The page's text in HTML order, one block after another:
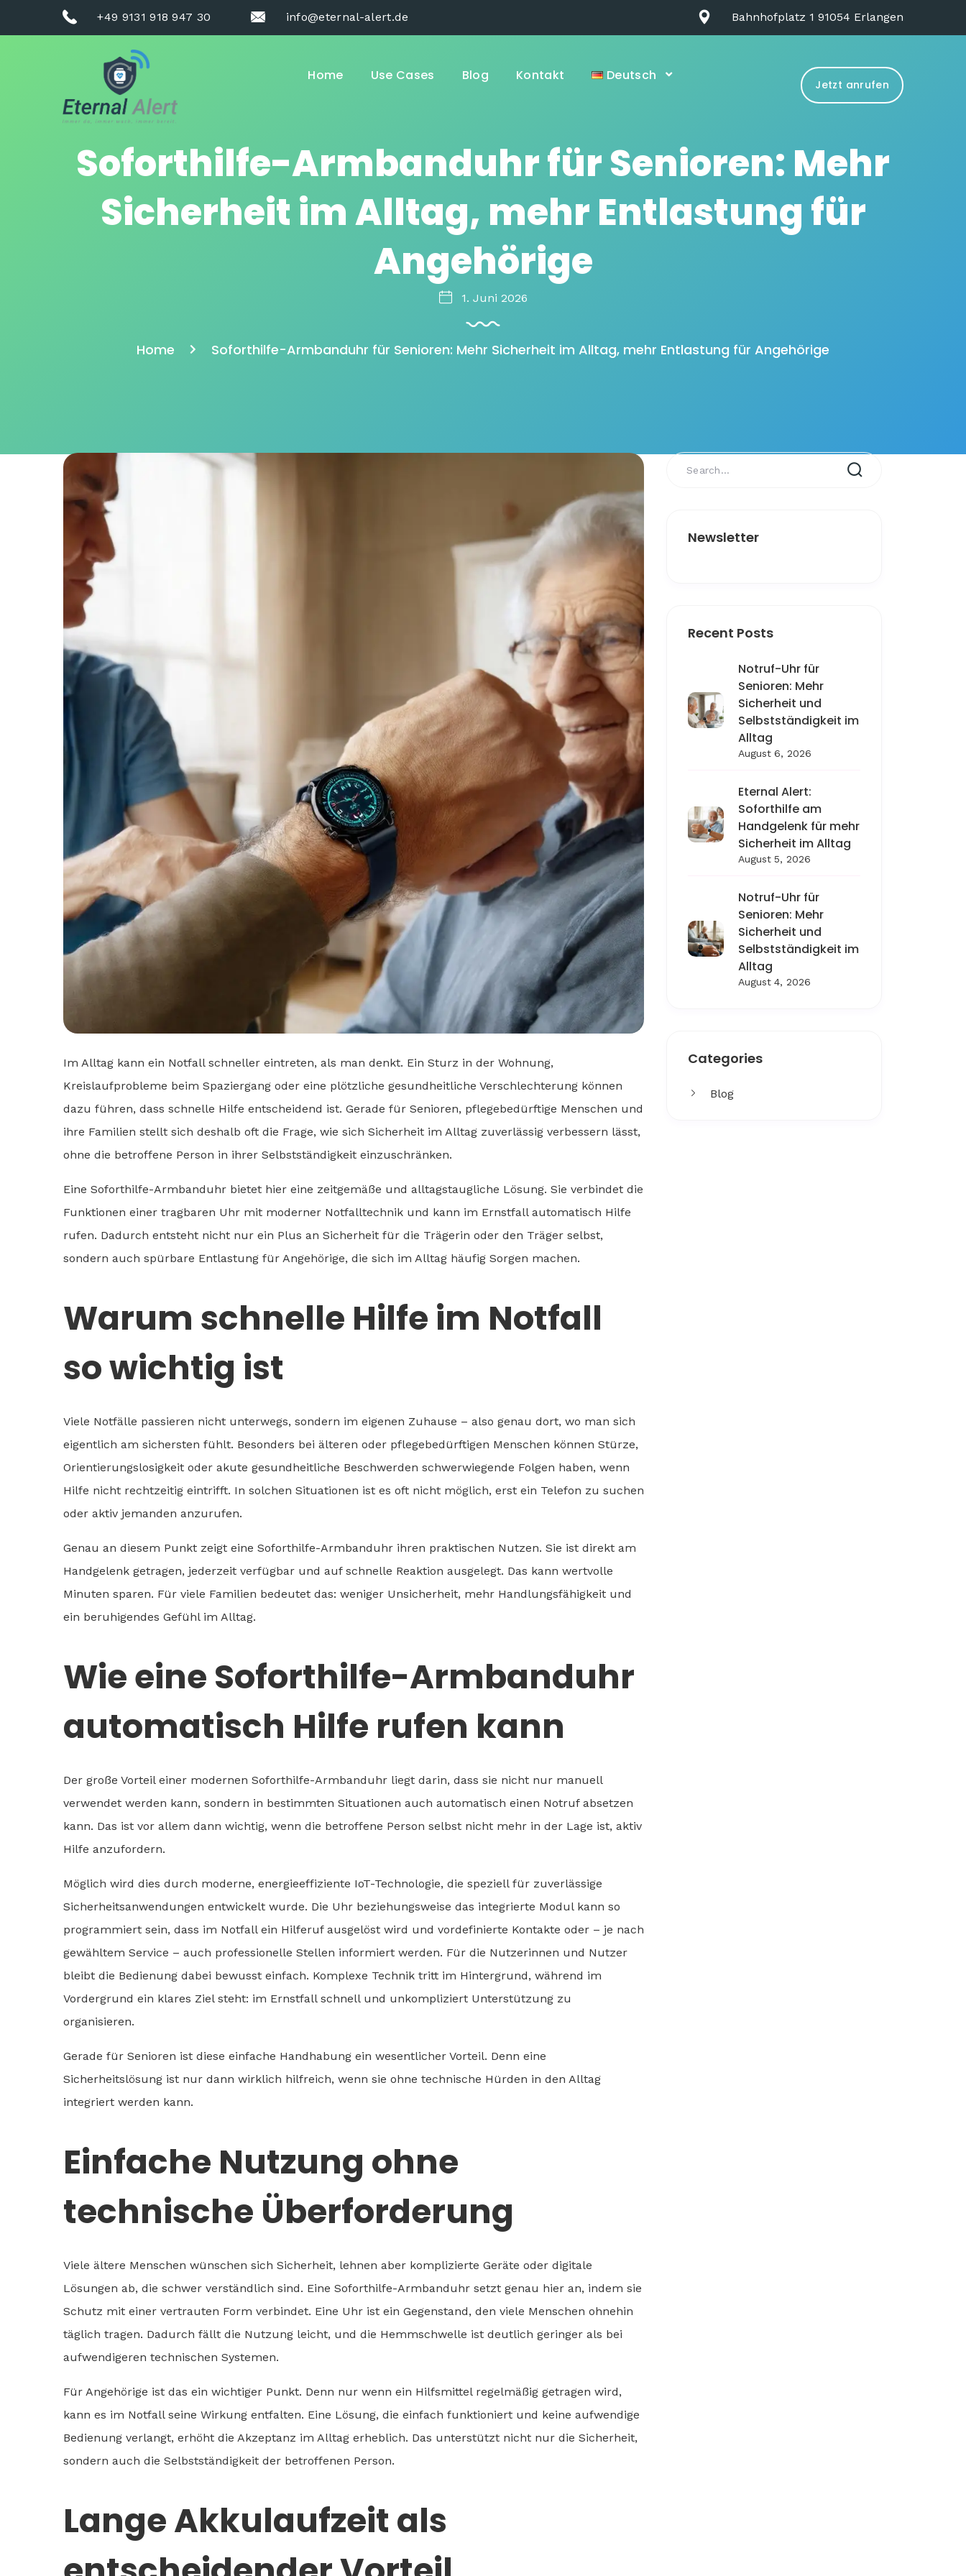
+49 9131 918 947 30 info@eternal-alert.de Bahnhofplatz 1 91054 Erlangen
Home Use Cases Blog Kontakt Deutsch
Jetzt anrufen
Soforthilfe-Armbanduhr für Senioren: Mehr
Sicherheit im Alltag, mehr Entlastung für
Angehörige
1. Juni 2026
Home Soforthilfe-Armbanduhr für Senioren: Mehr Sicherheit im Alltag, mehr Entlastung für Angehörige
Newsletter
Recent Posts
Notruf-Uhr für
Senioren: Mehr
Sicherheit und
Selbstständigkeit im
Alltag
August 6, 2026
Eternal Alert:
Soforthilfe am
Handgelenk für mehr
Sicherheit im Alltag
August 5, 2026
Notruf-Uhr für
Senioren: Mehr
Sicherheit und
Selbstständigkeit im
Alltag
August 4, 2026
Categories
Blog
Im Alltag kann ein Notfall schneller eintreten, als man denkt. Ein Sturz in der Wohnung,
Kreislaufprobleme beim Spaziergang oder eine plötzliche gesundheitliche Verschlechterung können
dazu führen, dass schnelle Hilfe entscheidend ist. Gerade für Senioren, pflegebedürftige Menschen und
ihre Familien stellt sich deshalb oft die Frage, wie sich Sicherheit im Alltag zuverlässig verbessern lässt,
ohne die betroffene Person in ihrer Selbstständigkeit einzuschränken.
Eine Soforthilfe-Armbanduhr bietet hier eine zeitgemäße und alltagstaugliche Lösung. Sie verbindet die
Funktionen einer tragbaren Uhr mit moderner Notfalltechnik und kann im Ernstfall automatisch Hilfe
rufen. Dadurch entsteht nicht nur ein Plus an Sicherheit für die Trägerin oder den Träger selbst,
sondern auch spürbare Entlastung für Angehörige, die sich im Alltag häufig Sorgen machen.
Warum schnelle Hilfe im Notfall
so wichtig ist
Viele Notfälle passieren nicht unterwegs, sondern im eigenen Zuhause – also genau dort, wo man sich
eigentlich am sichersten fühlt. Besonders bei älteren oder pflegebedürftigen Menschen können Stürze,
Orientierungslosigkeit oder akute gesundheitliche Beschwerden schwerwiegende Folgen haben, wenn
Hilfe nicht rechtzeitig eintrifft. In solchen Situationen ist es oft nicht möglich, erst ein Telefon zu suchen
oder aktiv jemanden anzurufen.
Genau an diesem Punkt zeigt eine Soforthilfe-Armbanduhr ihren praktischen Nutzen. Sie ist direkt am
Handgelenk getragen, jederzeit verfügbar und auf schnelle Reaktion ausgelegt. Das kann wertvolle
Minuten sparen. Für viele Familien bedeutet das: weniger Unsicherheit, mehr Handlungsfähigkeit und
ein beruhigendes Gefühl im Alltag.
Wie eine Soforthilfe-Armbanduhr
automatisch Hilfe rufen kann
Der große Vorteil einer modernen Soforthilfe-Armbanduhr liegt darin, dass sie nicht nur manuell
verwendet werden kann, sondern in bestimmten Situationen auch automatisch einen Notruf absetzen
kann. Das ist vor allem dann wichtig, wenn die betroffene Person selbst nicht mehr in der Lage ist, aktiv
Hilfe anzufordern.
Möglich wird dies durch moderne, energieeffiziente IoT-Technologie, die speziell für zuverlässige
Sicherheitsanwendungen entwickelt wurde. Die Uhr beziehungsweise das integrierte Modul kann so
programmiert sein, dass im Notfall ein Hilferuf ausgelöst wird und vordefinierte Kontakte oder – je nach
gewähltem Service – auch professionelle Stellen informiert werden. Für die Nutzerinnen und Nutzer
bleibt die Bedienung dabei bewusst einfach. Komplexe Technik tritt im Hintergrund, während im
Vordergrund ein klares Ziel steht: im Ernstfall schnell und unkompliziert Unterstützung zu
organisieren.
Gerade für Senioren ist diese einfache Handhabung ein wesentlicher Vorteil. Denn eine
Sicherheitslösung ist nur dann wirklich hilfreich, wenn sie ohne technische Hürden in den Alltag
integriert werden kann.
Einfache Nutzung ohne
technische Überforderung
Viele ältere Menschen wünschen sich Sicherheit, lehnen aber komplizierte Geräte oder digitale
Lösungen ab, die schwer verständlich sind. Eine Soforthilfe-Armbanduhr setzt genau hier an, indem sie
Schutz mit einer vertrauten Form verbindet. Eine Uhr ist ein Gegenstand, den viele Menschen ohnehin
täglich tragen. Dadurch fällt die Nutzung leicht, und die Hemmschwelle ist deutlich geringer als bei
aufwendigeren technischen Systemen.
Für Angehörige ist das ein wichtiger Punkt. Denn nur wenn ein Hilfsmittel regelmäßig getragen wird,
kann es im Notfall seine Wirkung entfalten. Eine Lösung, die einfach funktioniert und keine aufwendige
Bedienung verlangt, erhöht die Akzeptanz im Alltag erheblich. Das unterstützt nicht nur die Sicherheit,
sondern auch die Selbstständigkeit der betroffenen Person.
Lange Akkulaufzeit als